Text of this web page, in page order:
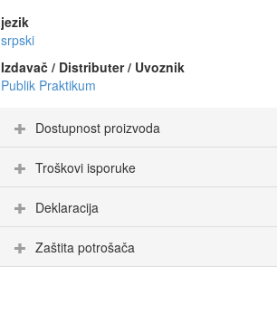
jezik
srpski
Izdavač / Distributer / Uvoznik
Publik Praktikum
Dostupnost proizvoda
Troškovi isporuke
Deklaracija
Zaštita potrošača